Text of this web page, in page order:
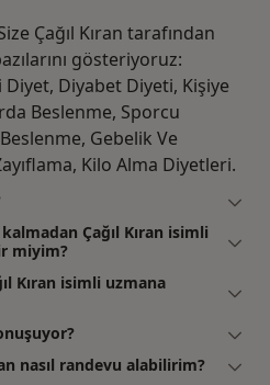
Çağıl Kıran tarafından
gösteriyoruz:
Diyabet Diyeti, Kişiye
Beslenme, Sporcu
Gebelik Ve
Kilo Alma Diyetleri.
Çağıl Kıran isimli
miyim?
Kıran isimli uzmana
nasıl randevu alabilirim?